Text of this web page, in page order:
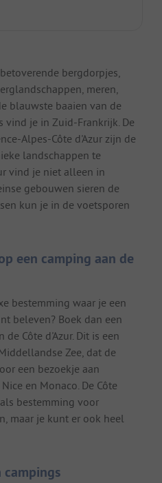
bergdorpjes,
meren,
blauwste baaien van de
vind je in Zuid-Frankrijk. De
Alpes-Côte d'Azur zijn de
landschappen te
vind je niet alleen in
gebouwen sieren de
kun je in de voetsporen
een camping aan de
bestemming waar je een
beleven? Boek dan een
Côte d'Azur. Dit is een
Zee, dat de
een bezoekje aan
en Monaco. De Côte
bestemming voor
maar je kunt er ook heel